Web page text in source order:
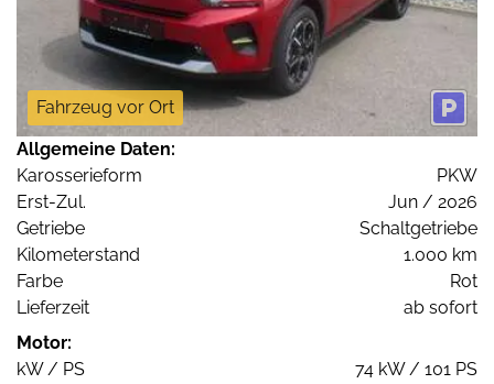
Fahrzeug vor Ort
Allgemeine Daten:
Karosserieform
PKW
Erst-Zul.
Jun / 2026
Getriebe
Schaltgetriebe
Kilometerstand
1.000 km
Farbe
Rot
Lieferzeit
ab sofort
Motor:
kW / PS
74 kW / 101 PS